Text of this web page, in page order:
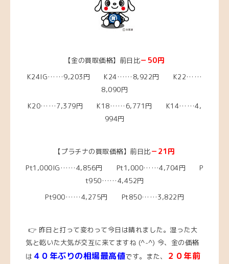
【金の買取価格】前日比－50円
K24IG……9,203円 K24……8,922円 K22……
8,090円
K20……7,379円 K18……6,771 円 K14……4,
994円
【プラチナの買取価格】前日比－21 円
Pt1,000IG……4,856円 Pt1,000……4,704円 P
t950……4,452円
Pt900……4,275円 Pt850……3,822円
👉 昨日と打って変わって今日は晴れました。湿った大
気と乾いた大気が交互に来てますね (^-^) 今、 金の価格
は ４０年ぶりの相場最高値です。また、
２０年前